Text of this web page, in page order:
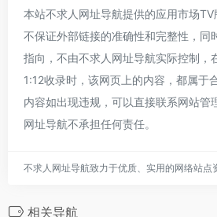
本站不求人网址导航提供的应用市场TV
不保证外部链接的准确性和完整性，同
指向，不由不求人网址导航实际控制
1:12收录时，该网页上的内容，都属于
内容如出现违规，可以直接联系网站管
网址导航不承担任何责任。
不求人网址导航致力于优质、实用的网络站点
相关导航